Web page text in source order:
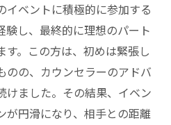
イベントに積極的に参加する
験し、最終的に理想のパート
す。この方は、初めは緊張し
のの、カウンセラーのアドバ
けました。その結果、イベン
が円滑になり、相手との距離